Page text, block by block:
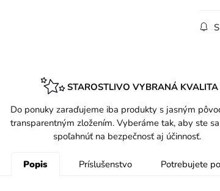
STAROSTLIVO VYBRANÁ KVALITA
Do ponuky zaraďujeme iba produkty s jasným
transparentným zložením. Vyberáme tak, aby ste
spoľahnúť na bezpečnosť aj účinnosť.
Popis Príslušenstvo Potrebujete